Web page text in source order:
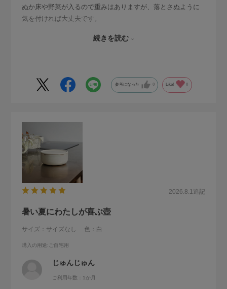
ぬか床や野菜が入るので重みはありますが、落とさぬように
気を付ければ大丈夫です。
お高い商品ですが、気に入ったものを日常で使える喜びか豊
続きを読む
参考になった 0 Like! 0
2026.8.1追記
暑い夏にわたしが喜ぶ壺
サイズ：サイズなし 色：白
購入の用途:ご自宅用
じゅんじゅん
ご利用年数：1か月